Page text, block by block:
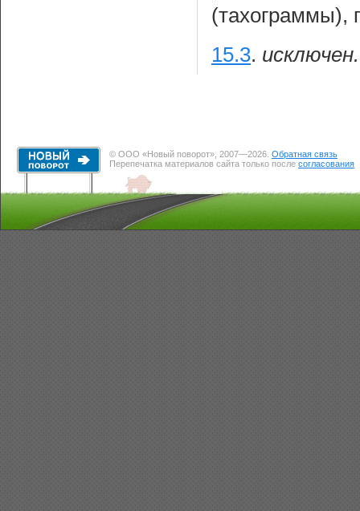
(тахограммы),
15.3. исключен.
© ООО «Новый поворот», 2007—2026. Обратная связь
Перепечатка материалов сайта только после согласования